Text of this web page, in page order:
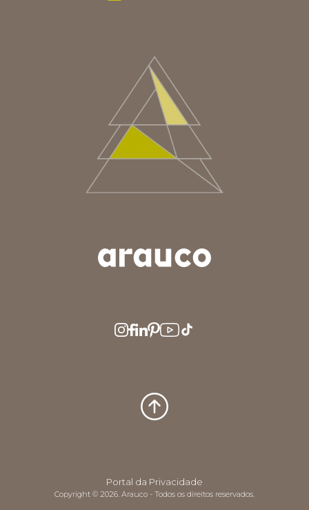
AUS/NZ
COLOMBIA
MÉXICO
CENTRO AMERICA
Portal da Privacidade
Copyright © 2026. Arauco - Todos os direitos reservados.